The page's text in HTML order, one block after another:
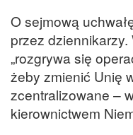
O sejmową
przez dziennikarzy.
„rozgrywa się
żeby zmienić Unię
zcentralizowane –
kierownictwem